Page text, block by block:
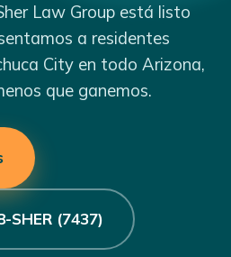
Law Group está listo
a residentes
City en todo Arizona,
que ganemos.
SHER (7437)